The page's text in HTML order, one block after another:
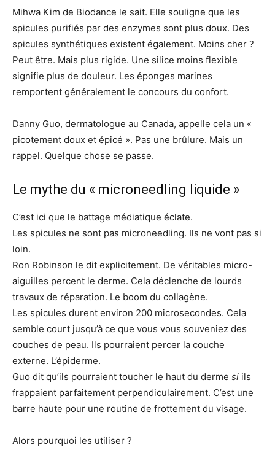
Mihwa Kim de Biodance le sait. Elle souligne que les
spicules purifiés par des enzymes sont plus doux. Des
spicules synthétiques existent également. Moins cher ?
Peut être. Mais plus rigide. Une silice moins flexible
signifie plus de douleur. Les éponges marines
remportent généralement le concours du confort.
Danny Guo, dermatologue au Canada, appelle cela un «
picotement doux et épicé ». Pas une brûlure. Mais un
rappel. Quelque chose se passe.
Le mythe du « microneedling liquide »
C’est ici que le battage médiatique éclate.
Les spicules ne sont pas microneedling. Ils ne vont pas si
loin.
Ron Robinson le dit explicitement. De véritables micro-
aiguilles percent le derme. Cela déclenche de lourds
travaux de réparation. Le boom du collagène.
Les spicules durent environ 200 microsecondes. Cela
semble court jusqu’à ce que vous vous souveniez des
couches de peau. Ils pourraient percer la couche
externe. L’épiderme.
Guo dit qu’ils pourraient toucher le haut du derme si ils
frappaient parfaitement perpendiculairement. C’est une
barre haute pour une routine de frottement du visage.
Alors pourquoi les utiliser ?